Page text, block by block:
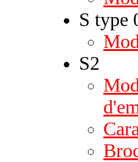
S type
S2